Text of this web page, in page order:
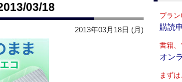
03/18
2013年03月18日 (月)
プラ
購読
書籍、
オン
まず